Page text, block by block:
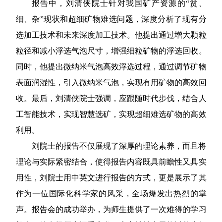
报告中，刘清侠院士针对我国矿产资源的“贫、
细、杂”现状和超细矿物难选问题，深度分析了现有分
选加工技术和未来深度加工技术。他提出通过增大颗粒
粒径和减小浮选气泡尺寸，增强细粒矿物的浮选回收。
同时，他提出微纳米气泡高效浮选过程，通过调节矿物
表面润湿性，引入微纳米气泡，实现有用矿物的高效回
收。最后，刘清侠院士强调，应跟随时代步伐，结合人
工智能技术，实现智慧选矿，实现超细难选矿物的高效
利用。
刘院士的报告不仅展现了深厚的理论素养，而且将
理论与实际紧密结合，使得报告内容既具前瞻性又具实
用性，刘院士用中英文进行报告的方式，更是展示了其
作为一位国际化科学家的风采，全场爆发出热烈的掌
声。报告会的成功举办，为师生提供了一次难得的学习